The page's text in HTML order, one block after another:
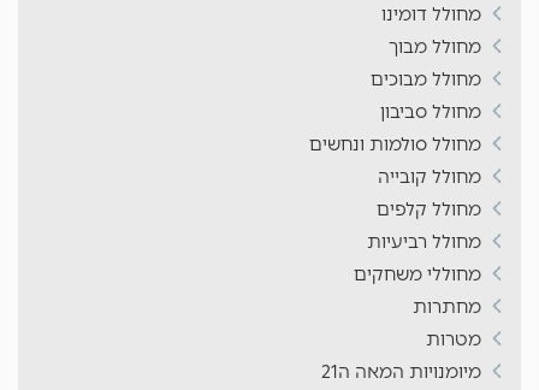
מחולל דומינו
מחולל מבוך
מחולל מבוכים
מחולל סביבון
מחולל סולמות ונחשים
מחולל קובייה
מחולל קלפים
מחולל רביעיות
מחוללי משחקים
מחתרות
מטרות
מיומנויות המאה ה21